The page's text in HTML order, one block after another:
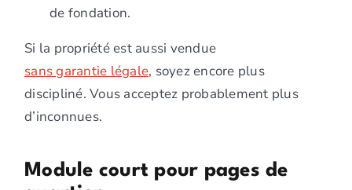
de fondation.
Si la propriété est aussi vendue
sans garantie légale, soyez encore plus
discipliné. Vous acceptez probablement plus
d’inconnues.
Module court pour pages de